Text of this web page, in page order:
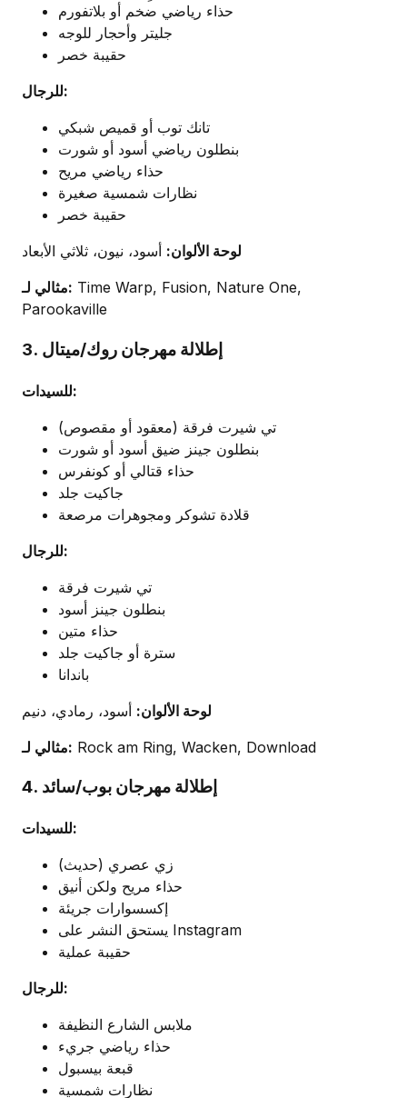
حذاء رياضي ضخم أو بلاتفورم
جليتر وأحجار للوجه
حقيبة خصر
للرجال:
تانك توب أو قميص شبكي
بنطلون رياضي أسود أو شورت
حذاء رياضي مريح
نظارات شمسية صغيرة
حقيبة خصر
لوحة الألوان: أسود، نيون، ثلاثي الأبعاد
مثالي لـ: Time Warp, Fusion, Nature One,
Parookaville
3. إطلالة مهرجان روك/ميتال
للسيدات:
تي شيرت فرقة (معقود أو مقصوص)
بنطلون جينز ضيق أسود أو شورت
حذاء قتالي أو كونفرس
جاكيت جلد
قلادة تشوكر ومجوهرات مرصعة
للرجال:
تي شيرت فرقة
بنطلون جينز أسود
حذاء متين
سترة أو جاكيت جلد
باندانا
لوحة الألوان: أسود، رمادي، دنيم
مثالي لـ: Rock am Ring, Wacken, Download
4. إطلالة مهرجان بوب/سائد
للسيدات:
زي عصري (حديث)
حذاء مريح ولكن أنيق
إكسسوارات جريئة
يستحق النشر على Instagram
حقيبة عملية
للرجال:
ملابس الشارع النظيفة
حذاء رياضي جريء
قبعة بيسبول
نظارات شمسية